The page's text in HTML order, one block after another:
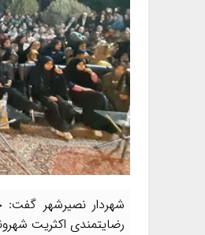
شهردار نصیرشهر گفت:
رضایتمندی اکثریت